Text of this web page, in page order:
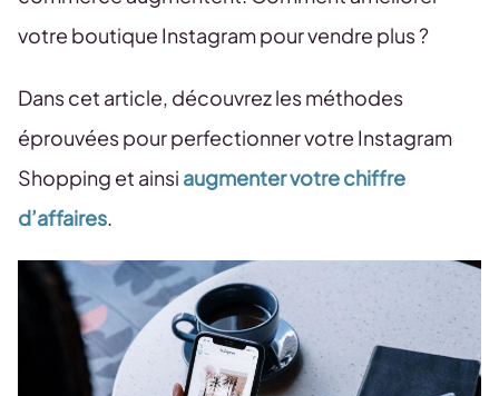
votre boutique Instagram pour vendre plus ?
Dans cet article, découvrez les méthodes
éprouvées pour perfectionner votre Instagram
Shopping et ainsi augmenter votre chiffre
d’affaires.